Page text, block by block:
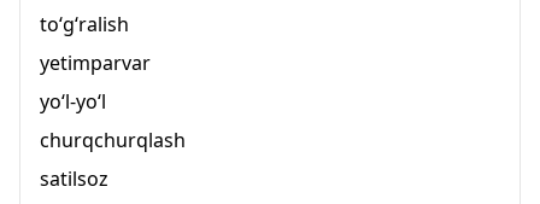
to‘g‘ralish
yetimparvar
yo‘l-yo‘l
churqchurqlash
satilsoz